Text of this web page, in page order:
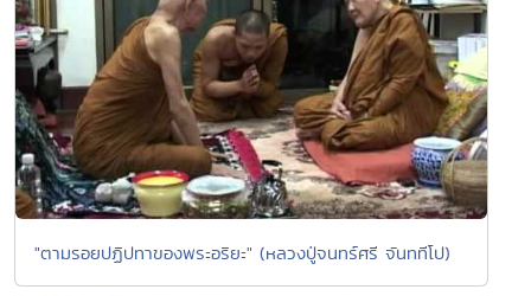
"ตามรอยปฏิปทาของพระอริยะ" (หลวงปู่จนทร์ศรี จันททีโป)